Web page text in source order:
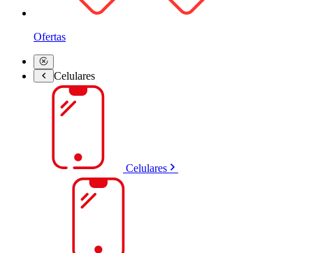
Ofertas
Celulares
Celulares